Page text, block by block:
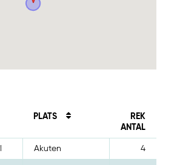
PLATS
REK
ANTAL
Akuten 4